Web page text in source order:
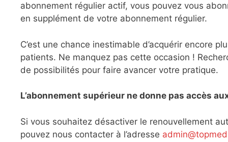
abonnement régulier actif, vous pouvez vous
en supplément de votre abonnement régulier.
C’est une chance inestimable d’acquérir encore
patients. Ne manquez pas cette occasion !
de possibilités pour faire avancer votre pratique.
L’abonnement supérieur ne donne pas accès
Si vous souhaitez désactiver le renouvellement
pouvez nous contacter à l’adresse